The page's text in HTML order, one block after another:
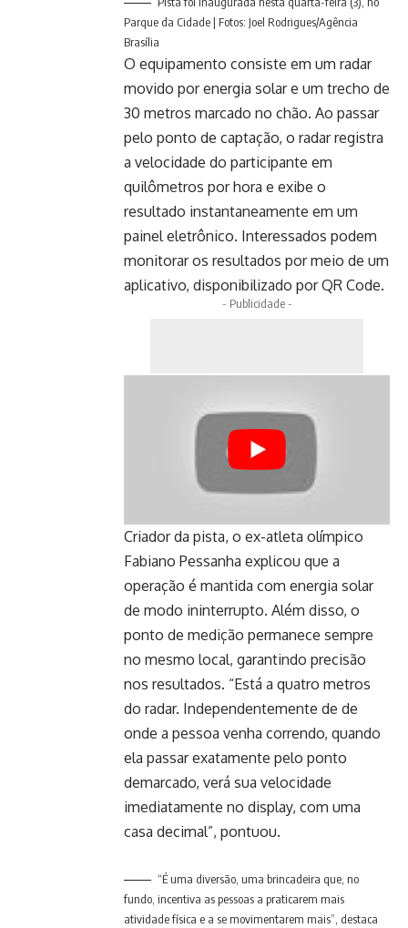
Parque da Cidade | Fotos: Joel Rodrigues/Agência
Brasília
O equipamento consiste em um radar
movido por energia solar e um trecho de
30 metros marcado no chão. Ao passar
pelo ponto de captação, o radar registra
a velocidade do participante em
quilômetros por hora e exibe o
resultado instantaneamente em um
painel eletrônico. Interessados podem
monitorar os resultados por meio de um
aplicativo, disponibilizado por QR Code.
- Publicidade -
Criador da pista, o ex-atleta olímpico
Fabiano Pessanha explicou que a
operação é mantida com energia solar
de modo ininterrupto. Além disso, o
ponto de medição permanece sempre
no mesmo local, garantindo precisão
nos resultados. “Está a quatro metros
do radar. Independentemente de de
onde a pessoa venha correndo, quando
ela passar exatamente pelo ponto
demarcado, verá sua velocidade
imediatamente no display, com uma
casa decimal”, pontuou.
“É uma diversão, uma brincadeira que, no
fundo, incentiva as pessoas a praticarem mais
atividade física e a se movimentarem mais”, destaca